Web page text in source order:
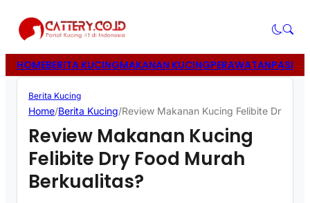
HOMEBERITA KUCINGMAKANAN KUCINGPERAWATANPASIR
Berita Kucing
Home/Berita Kucing/Review Makanan Kucing Felibite Dry
Review Makanan Kucing
Felibite Dry Food Murah
Berkualitas?